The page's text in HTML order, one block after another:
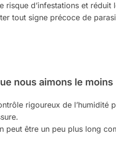
risque d’infestations et réduit
tout signe précoce de
nous aimons le moins
rigoureux de l’humidité
peut être un peu plus long